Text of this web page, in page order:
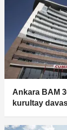
yönetiminin
karar verdi
Ankara BAM
kurultay